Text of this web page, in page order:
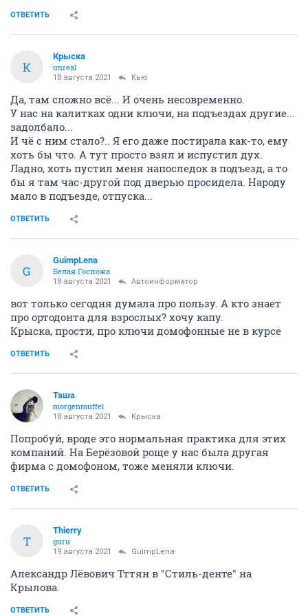
ОТВЕТИТЬ
К
Крыска
unreal
18 августа 2021 Кью
Да, там сложно всё... И очень несовременно.
У нас на калитках одни ключи, на подъездах другие...
задолбало...
И чё с ним стало?.. Я его даже постирала как-то, ему
хоть бы что. А тут просто взял и испустил дух.
Ладно, хоть пустил меня напоследок в подъезд, а то
бы я там час-другой под дверью просидела. Народу
мало в подъезде, отпуска...
ОТВЕТИТЬ
G
GuimpLena
Белая Госпожа
18 августа 2021 Автоинформатор
вот только сегодня думала про пользу. А кто знает
про ортодонта для взрослых? хочу капу.
Крыска, прости, про ключи домофонные не в курсе
ОТВЕТИТЬ
Таша
morgenmuffel
18 августа 2021 Крыска
Попробуй, вроде это нормальная практика для этих
компаний. На Берёзовой роще у нас была другая
фирма с домофоном, тоже меняли ключи.
ОТВЕТИТЬ
T
Thierry
guru
19 августа 2021 GuimpLena
Александр Лёвович Тттян в "Стиль-денте" на
Крылова.
ОТВЕТИТЬ